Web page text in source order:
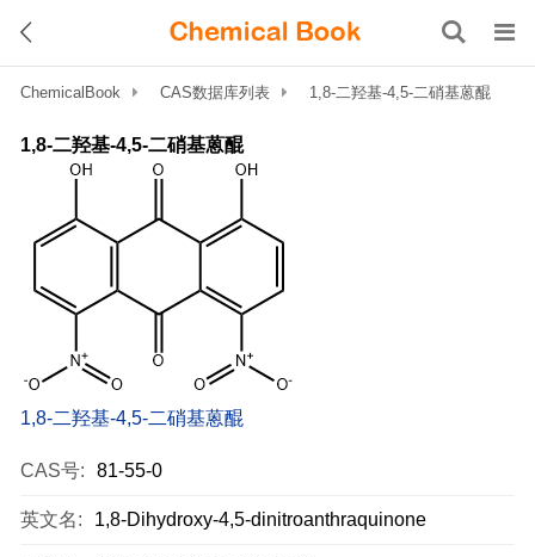
ChemicalBook CAS数据库列表 1,8-二羟基-4,5-二硝基蒽醌
1,8-二羟基-4,5-二硝基蒽醌
1,8-二羟基-4,5-二硝基蒽醌
CAS号: 81-55-0
英文名: 1,8-Dihydroxy-4,5-dinitroanthraquinone